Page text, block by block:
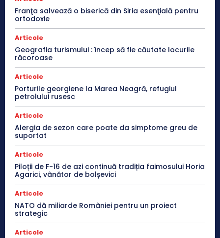
Franţa salvează o biserică din Siria esenţială pentru
ortodoxie
Articole
Geografia turismului : încep să fie căutate locurile
răcoroase
Articole
Porturile georgiene la Marea Neagră, refugiul
petrolului rusesc
Articole
Alergia de sezon care poate da simptome greu de
suportat
Articole
Piloții de F-16 de azi continuă tradiția faimosului Horia
Agarici, vânător de bolșevici
Articole
NATO dă miliarde României pentru un proiect
strategic
Articole